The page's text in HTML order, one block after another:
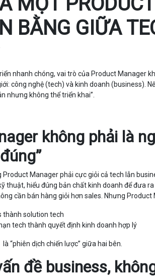
BẰNG GIỮA
nhanh chóng, vai trò của Product Manager
công nghệ (tech) và kinh doanh (business).
nhưng không thể triển khai”.
không phải là
Manager phải cực giỏi cả tech lẫn
thuật, hiểu đúng bản chất kinh doanh để đưa
cần bán hàng giỏi hơn sales. Nhưng Product
thành solution tech
tech thành quyết định kinh doanh hợp lý
“phiên dịch chiến lược” giữa hai bên.
đề business,